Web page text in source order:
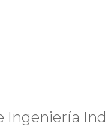
Ingeniería